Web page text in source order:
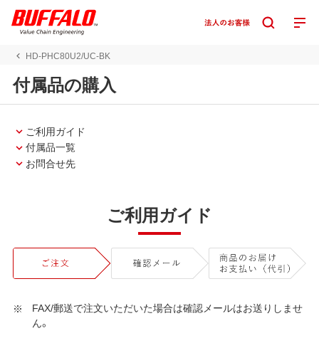
HD-PHC80U2/UC-BK
付属品の購入
ご利用ガイド
付属品一覧
お問合せ先
ご利用ガイド
FAX/郵送で注文いただいた場合は確認メールはお送りしませ
ん。